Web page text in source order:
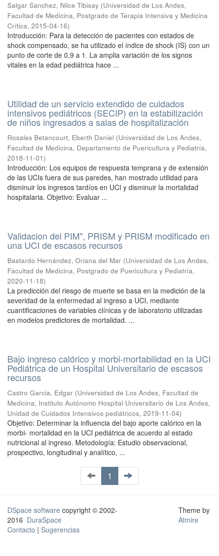
Salgar Sanchez, Nilce Tibisay (Universidad de Los Andes,
Facultad de Medicina, Postgrado de Terapia Intensiva y Medicina
Crítica, 2015-04-16)
Introducción: Para la detección de pacientes con estados de
shock compensado, se ha utilizado el índice de shock (IS) con un
punto de corte de 0,9 a 1. La amplia variación de los signos
vitales en la edad pediátrica hace ...
Utilidad de un servicio extendido de cuidados
intensivos pediátricos (SECIP) en la estabilización
de niños ingresados a salas de hospitalización
Rosales Betancourt, Eberth Daniel (Universidad de Los Andes,
Facultad de Medicina, Departamento de Puericultura y Pediatría,
2018-11-01)
Introducción: Los equipos de respuesta temprana y de extensión
de las UCIs fuera de sus paredes, han mostrado utilidad para
disminuir los ingresos tardíos en UCI y disminuir la mortalidad
hospitalaria. Objetivo: Evaluar ...
Validacion del PIM", PRISM y PRISM modificado en
una UCI de escasos recursos
Bastardo Hernández, Oriana del Mar (Universidad de Los Andes,
Facultad de Medicina, Postgrado de Puericultura y Pediatría,
2020-11-18)
La predicción del riesgo de muerte se basa en la medición de la
severidad de la enfermedad al ingreso a UCI, mediante
cuantificaciones de variables clínicas y de laboratorio utilizadas
en modelos predictores de mortalidad. ...
Bajo ingreso calórico y morbi-mortabilidad en la UCI
Pediátrica de un Hospital Universitario de escasos
recursos
Castro Garcia, Edgar (Universidad de Los Andes, Facultad de
Medicina, Instituto Autónomo Hospital Universitario de Los Andes,
Unidad de Cuidados Intensivos pediátricos, 2019-11-04)
Objetivo: Determinar la influencia del bajo aporte calórico en la
morbi- mortalidad en la UCI pediátrica de acuerdo al estado
nutricional al ingreso. Metodología: Estudio observacional,
prospectivo, longitudinal y analítico, ...
1
DSpace software copyright © 2002-
2016 DuraSpace
Contacto | Sugerencias
Theme by
Atmire